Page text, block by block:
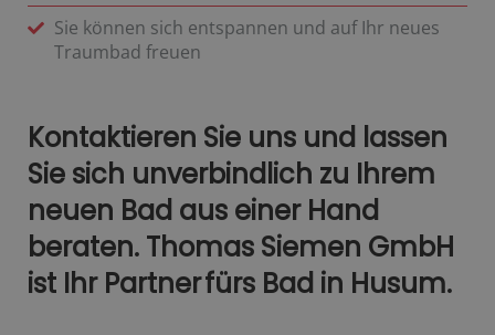
Sie können sich entspannen und auf Ihr neues
Traumbad freuen
Kontaktieren Sie uns und lassen
Sie sich unverbindlich zu Ihrem
neuen Bad aus einer Hand
beraten. Thomas Siemen GmbH
ist Ihr Partner fürs Bad in Husum.